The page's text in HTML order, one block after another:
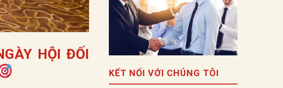
HỘI ĐỐI
KẾT NỐI VỚI CHÚNG TÔI